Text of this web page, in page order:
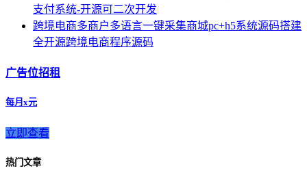
支付系统-开源可二次开发
跨境电商多商户多语言一键采集商城pc+h5系统源码搭建
全开源跨境电商程序源码
广告位招租
每月x元
立即查看
热门文章